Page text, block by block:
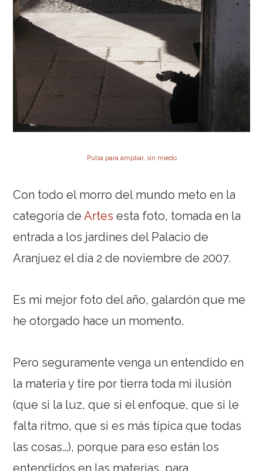
Pulsa para ampliar, sin miedo
Con todo el morro del mundo meto en la
categoría deArtes esta foto, tomada en la
entrada a los jardines del Palacio de
Aranjuez el día 2 de noviembre de 2007.
Es mi mejor foto del año, galardón que me
he otorgado hace un momento.
Pero seguramente venga un entendido en
la materia y tire por tierra toda mi ilusión
(que si la luz, que si el enfoque, que si le
falta ritmo, que si es más típica que todas
las cosas…), porque para eso están los